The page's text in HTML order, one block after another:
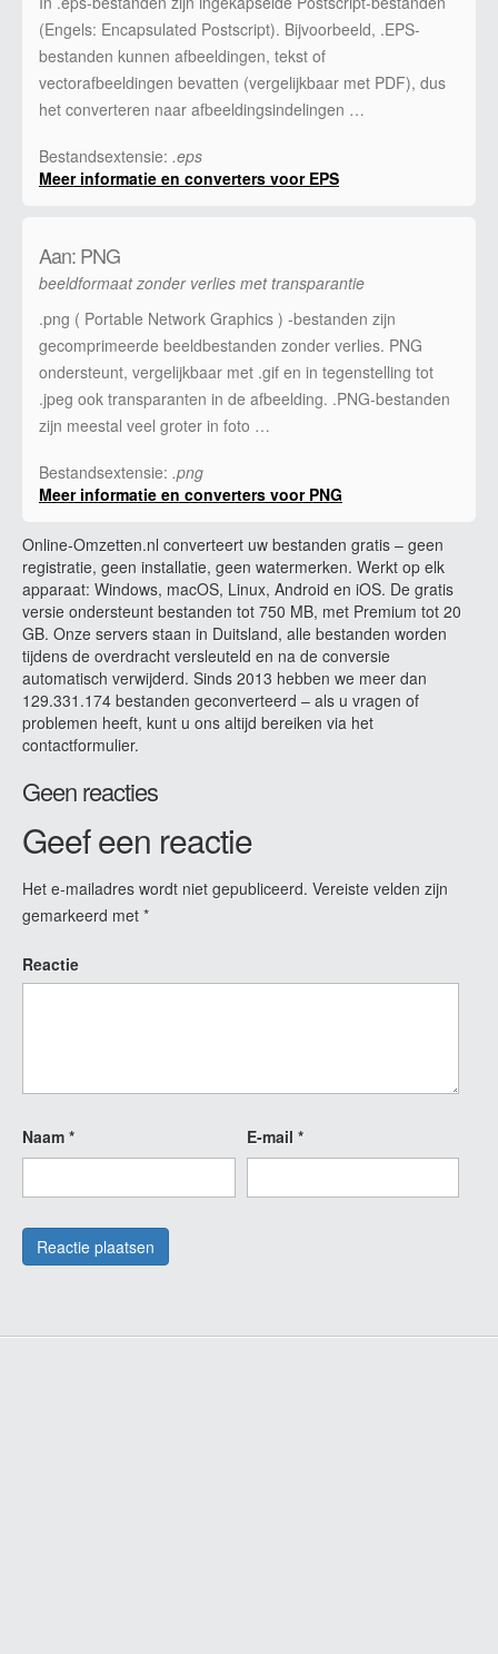
(Engels: Encapsulated Postscript). Bijvoorbeeld, .EPS-
bestanden kunnen afbeeldingen, tekst of
vectorafbeeldingen bevatten (vergelijkbaar met PDF), dus
het converteren naar afbeeldingsindelingen …
Bestandsextensie: .eps
Meer informatie en converters voor EPS
Aan: PNG
beeldformaat zonder verlies met transparantie
.png ( Portable Network Graphics ) -bestanden zijn
gecomprimeerde beeldbestanden zonder verlies. PNG
ondersteunt, vergelijkbaar met .gif en in tegenstelling tot
.jpeg ook transparanten in de afbeelding. .PNG-bestanden
zijn meestal veel groter in foto …
Bestandsextensie: .png
Meer informatie en converters voor PNG
Online-Omzetten.nl converteert uw bestanden gratis – geen
registratie, geen installatie, geen watermerken. Werkt op elk
apparaat: Windows, macOS, Linux, Android en iOS. De gratis
versie ondersteunt bestanden tot 750 MB, met Premium tot 20
GB. Onze servers staan in Duitsland, alle bestanden worden
tijdens de overdracht versleuteld en na de conversie
automatisch verwijderd. Sinds 2013 hebben we meer dan
129.331.174 bestanden geconverteerd – als u vragen of
problemen heeft, kunt u ons altijd bereiken via het
contactformulier.
Geen reacties
Geef een reactie
Het e-mailadres wordt niet gepubliceerd. Vereiste velden zijn
gemarkeerd met *
Reactie
Naam * E-mail *